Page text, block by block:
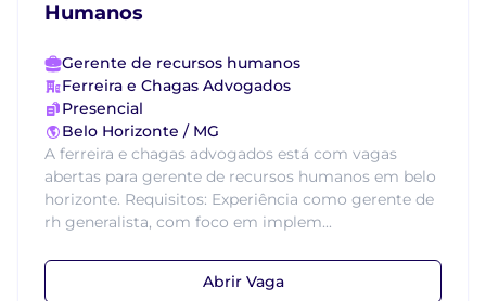
Humanos
Gerente de recursos humanos
Ferreira e Chagas Advogados
Presencial
Belo Horizonte / MG
A ferreira e chagas advogados está com vagas
abertas para gerente de recursos humanos em belo
horizonte. Requisitos: Experiência como gerente de
rh generalista, com foco em implem...
Abrir Vaga